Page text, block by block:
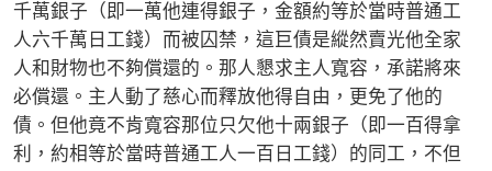
千萬銀子（即一萬他連得銀子，金額約等於當時普通工
人六千萬日工錢）而被囚禁，這巨債是縱然賣光他全家
人和財物也不夠償還的。那人懇求主人寬容，承諾將來
必償還。主人動了慈心而釋放他得自由，更免了他的
債。但他竟不肯寬容那位只欠他十兩銀子（即一百得拿
利，約相等於當時普通工人一百日工錢）的同工，不但